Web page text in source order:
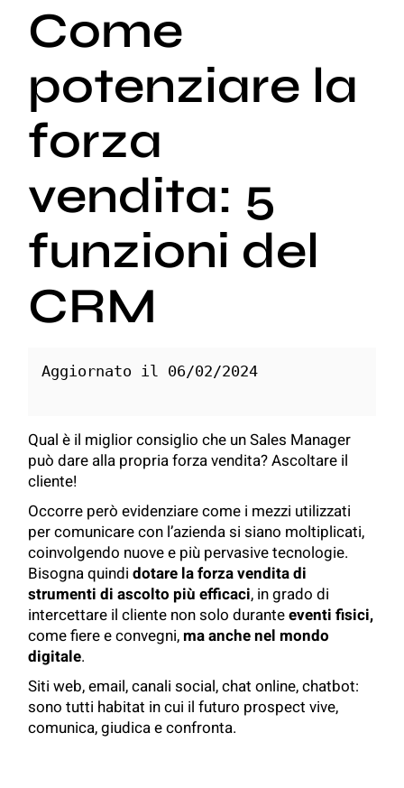
Come
potenziare la
forza
vendita: 5
funzioni del
CRM
Aggiornato il 06/02/2024
Qual è il miglior consiglio che un Sales Manager
può dare alla propria forza vendita? Ascoltare il
cliente!
Occorre però evidenziare come i mezzi utilizzati
per comunicare con l’azienda si siano moltiplicati,
coinvolgendo nuove e più pervasive tecnologie.
Bisogna quindidotare la forza vendita di
strumenti di ascolto più efficaci, in grado di
intercettare il cliente non solo duranteeventi fisici,
come fiere e convegni, ma anche nel mondo
digitale.
Siti web, email, canali social, chat online,chatbot:
sono tutti habitat in cui il futuro prospect vive,
comunica, giudica e confronta.